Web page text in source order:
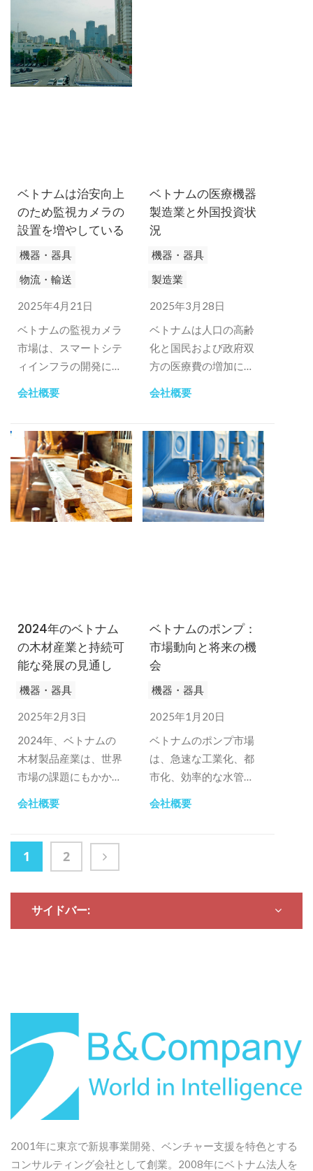
ベトナムは治安向上
のため監視カメラの
設置を増やしている
機器・器具
物流・輸送
2025年4月21日
ベトナムの監視カメラ
市場は、スマートシテ
ィインフラの開発にお
牽引され、大幅な成長
会社概要
ベトナムの医療機器
製造業と外国投資状
況
機器・器具
製造業
2025年3月28日
ベトナムは人口の高齢
化と国民および政府双
方の医療費の増加によ
療機器製造業界の成長
会社概要
2024年のベトナム
の木材産業と持続可
能な発展の見通し
機器・器具
2025年2月3日
2024年、ベトナムの
木材製品産業は、世界
市場の課題にもかかわ
しい成長を見せていま
会社概要
ベトナムのポンプ：
市場動向と将来の機
会
機器・器具
2025年1月20日
ベトナムのポンプ市場
は、急速な工業化、都
市化、効率的な水管理
により成長していま
会社概要
1 2
サイドバー:
2001年に東京で新規事業開発、ベンチャー支援を特色とする
コンサルティング会社として創業。2008年にベトナム法人を